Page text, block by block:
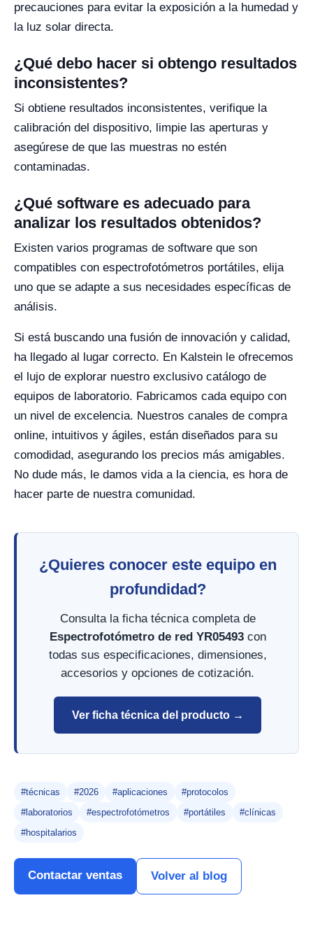
precauciones para evitar la exposición a la humedad y
la luz solar directa.
¿Qué debo hacer si obtengo resultados
inconsistentes?
Si obtiene resultados inconsistentes, verifique la
calibración del dispositivo, limpie las aperturas y
asegúrese de que las muestras no estén
contaminadas.
¿Qué software es adecuado para
analizar los resultados obtenidos?
Existen varios programas de software que son
compatibles con espectrofotómetros portátiles, elija
uno que se adapte a sus necesidades específicas de
análisis.
Si está buscando una fusión de innovación y calidad,
ha llegado al lugar correcto. En Kalstein le ofrecemos
el lujo de explorar nuestro exclusivo catálogo de
equipos de laboratorio. Fabricamos cada equipo con
un nivel de excelencia. Nuestros canales de compra
online, intuitivos y ágiles, están diseñados para su
comodidad, asegurando los precios más amigables.
No dude más, le damos vida a la ciencia, es hora de
hacer parte de nuestra comunidad.
¿Quieres conocer este equipo en
profundidad?
Consulta la ficha técnica completa de
Espectrofotómetro de red YR05493con
todas sus especificaciones, dimensiones,
accesorios y opciones de cotización.
Ver ficha técnica del producto →
#técnicas #2026 #aplicaciones
#protocolos
#laboratorios
#espectrofotómetros #portátiles
#clínicas
#hospitalarios
Contactar ventas Volver al blog